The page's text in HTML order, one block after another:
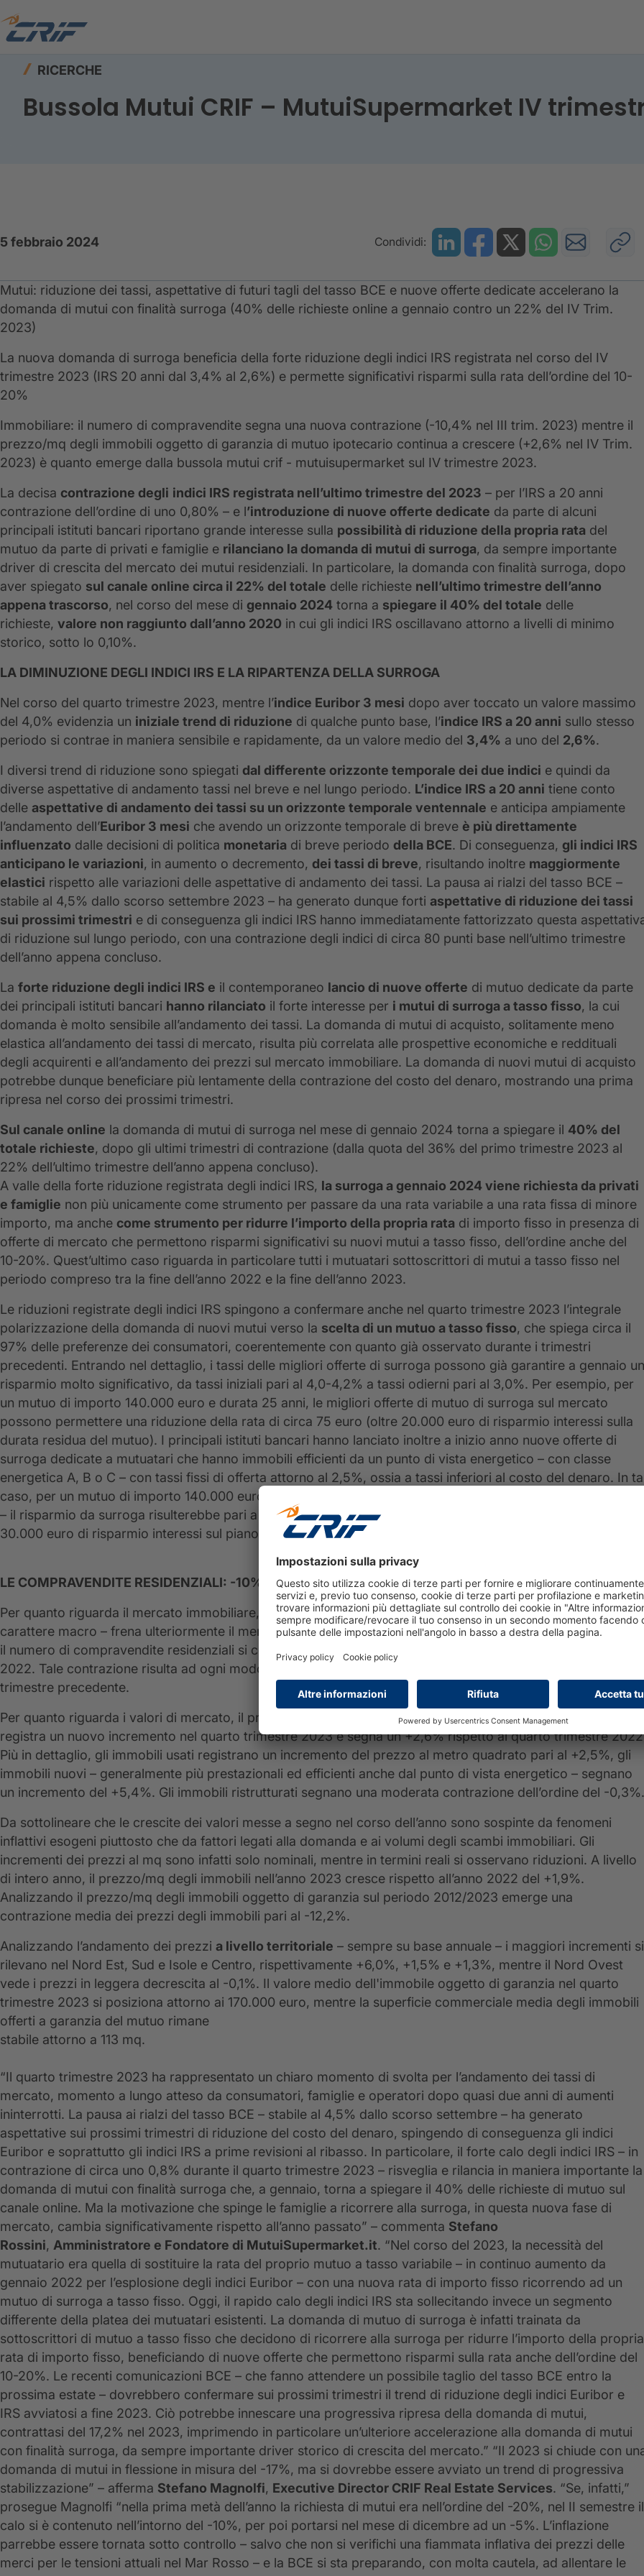
Home
RICERCHE
Bussola Mutui CRIF – MutuiSupermarket IV
5 febbraio 2024 Condividi:
Mutui: riduzione dei tassi, aspettative di futuri tagli del tasso BCE e nuove offerte dedicate accelerano la
domanda di mutui con finalità surroga (40% delle richieste online a gennaio contro un 22% del IV Trim.
2023)
La nuova domanda di surroga beneficia della forte riduzione degli indici IRS registrata nel corso del IV
trimestre 2023 (IRS 20 anni dal 3,4% al 2,6%) e permette significativi risparmi sulla rata dell’ordine del 10-
20%
Immobiliare: il numero di compravendite segna una nuova contrazione (-10,4% nel III trim. 2023) mentre il
prezzo/mq degli immobili oggetto di garanzia di mutuo ipotecario continua a crescere (+2,6% nel IV Trim.
2023) è quanto emerge dalla bussola mutui crif - mutuisupermarket sul IV trimestre 2023.
La decisa contrazione degli indici IRS registrata nell’ultimo trimestre del 2023 – per l’IRS a 20 anni
contrazione dell’ordine di uno 0,80% – e l’introduzione di nuove offerte dedicate da parte di alcuni
principali istituti bancari riportano grande interesse sulla possibilità di riduzione della propria rata del
mutuo da parte di privati e famiglie e rilanciano la domanda di mutui di surroga, da sempre importante
driver di crescita del mercato dei mutui residenziali. In particolare, la domanda con finalità surroga, dopo
aver spiegato sul canale online circa il 22% del totale delle richieste nell’ultimo trimestre dell’anno
appena trascorso, nel corso del mese di gennaio 2024 torna a spiegare il 40% del totale delle
richieste, valore non raggiunto dall’anno 2020 in cui gli indici IRS oscillavano attorno a livelli di minimo
storico, sotto lo 0,10%.
LA DIMINUZIONE DEGLI INDICI IRS E LA RIPARTENZA DELLA SURROGA
Nel corso del quarto trimestre 2023, mentre l’indice Euribor 3 mesi dopo aver toccato un valore massimo
del 4,0% evidenzia un iniziale trend di riduzione di qualche punto base, l’indice IRS a 20 anni sullo stesso
periodo si contrae in maniera sensibile e rapidamente, da un valore medio del 3,4% a uno del 2,6%.
I diversi trend di riduzione sono spiegati dal differente orizzonte temporale dei due indici e quindi da
diverse aspettative di andamento tassi nel breve e nel lungo periodo. L’indice IRS a 20 anni tiene conto
delle aspettative di andamento dei tassi su un orizzonte temporale ventennale e anticipa ampiamente
l’andamento dell’Euribor 3 mesi che avendo un orizzonte temporale di breve è più direttamente
influenzato dalle decisioni di politica monetaria di breve periodo della BCE. Di conseguenza, gli indici IRS
anticipano le variazioni, in aumento o decremento, dei tassi di breve, risultando inoltre maggiormente
elastici rispetto alle variazioni delle aspettative di andamento dei tassi. La pausa ai rialzi del tasso BCE –
stabile al 4,5% dallo scorso settembre 2023 – ha generato dunque forti aspettative di riduzione dei tassi
sui prossimi trimestri e di conseguenza gli indici IRS hanno immediatamente fattorizzato questa
di riduzione sul lungo periodo, con una contrazione degli indici di circa 80 punti base nell’ultimo trimestre
dell’anno appena concluso.
La forte riduzione degli indici IRS e il contemporaneo lancio di nuove offerte di mutuo dedicate da parte
dei principali istituti bancari hanno rilanciato il forte interesse per i mutui di surroga a tasso fisso, la cui
domanda è molto sensibile all’andamento dei tassi. La domanda di mutui di acquisto, solitamente meno
elastica all’andamento dei tassi di mercato, risulta più correlata alle prospettive economiche e reddituali
degli acquirenti e all’andamento dei prezzi sul mercato immobiliare. La domanda di nuovi mutui di acquisto
potrebbe dunque beneficiare più lentamente della contrazione del costo del denaro, mostrando una prima
ripresa nel corso dei prossimi trimestri.
Sul canale online la domanda di mutui di surroga nel mese di gennaio 2024 torna a spiegare il 40% del
totale richieste, dopo gli ultimi trimestri di contrazione (dalla quota del 36% del primo trimestre 2023 al
22% dell’ultimo trimestre dell’anno appena concluso).
A valle della forte riduzione registrata degli indici IRS, la surroga a gennaio 2024 viene richiesta da privati
e famiglie non più unicamente come strumento per passare da una rata variabile a una rata fissa di minore
importo, ma anche come strumento per ridurre l’importo della propria rata di importo fisso in presenza di
offerte di mercato che permettono risparmi significativi su nuovi mutui a tasso fisso, dell’ordine anche del
10-20%. Quest’ultimo caso riguarda in particolare tutti i mutuatari sottoscrittori di mutui a tasso fisso nel
periodo compreso tra la fine dell’anno 2022 e la fine dell’anno 2023.
Le riduzioni registrate degli indici IRS spingono a confermare anche nel quarto trimestre 2023 l’integrale
polarizzazione della domanda di nuovi mutui verso la scelta di un mutuo a tasso fisso, che spiega circa il
97% delle preferenze dei consumatori, coerentemente con quanto già osservato durante i trimestri
precedenti. Entrando nel dettaglio, i tassi delle migliori offerte di surroga possono già garantire a gennaio un
risparmio molto significativo, da tassi iniziali pari al 4,0-4,2% a tassi odierni pari al 3,0%. Per esempio, per
un mutuo di importo 140.000 euro e durata 25 anni, le migliori offerte di mutuo di surroga sul mercato
possono permettere una riduzione della rata di circa 75 euro (oltre 20.000 euro di risparmio interessi sulla
durata residua del mutuo). I principali istituti bancari hanno lanciato inoltre a inizio anno nuove offerte di
surroga dedicate a mutuatari che hanno immobili efficienti da un punto di vista energetico – con classe
energetica A, B o C – con tassi fissi di offerta attorno al 2,5%, ossia a tassi inferiori al costo del denaro. In
caso, per un mutuo di importo 140.000 euro e durata 25 anni – sempre sottoscritto ad un tasso del 4-4,2%
– il risparmio da surroga risulterebbe pari a 110 euro per rata (oltre
30.000 euro di risparmio interessi sul piano di rimborso del mutuo).
LE COMPRAVENDITE RESIDENZIALI: -10% NEL TERZO TRIMESTRE 2023
Per quanto riguarda il mercato immobiliare, il continuo rialzo dei tassi – assieme a ulteriori elementi di
carattere macro – frena ulteriormente il mercato delle compravendite residenziali. Nel terzo trimestre 2023
il numero di compravendite residenziali si contrae infatti del -10,4% rispetto al corrispondente trimestre
2022. Tale contrazione risulta ad ogni modo inferiore rispetto al punto di minimo del -16% registrato nel
trimestre precedente.
Per quanto riguarda i valori di mercato, il prezzo/mq degli immobili oggetto di garanzia di mutuo ipotecario
registra un nuovo incremento nel quarto trimestre 2023 e segna un +2,6% rispetto al quarto trimestre
Più in dettaglio, gli immobili usati registrano un incremento del prezzo al metro quadrato pari al +2,5%, gli
immobili nuovi – generalmente più prestazionali ed efficienti anche dal punto di vista energetico – segnano
un incremento del +5,4%. Gli immobili ristrutturati segnano una moderata contrazione dell’ordine del -0,3%.
Da sottolineare che le crescite dei valori messe a segno nel corso dell’anno sono sospinte da fenomeni
inflattivi esogeni piuttosto che da fattori legati alla domanda e ai volumi degli scambi immobiliari. Gli
incrementi dei prezzi al mq sono infatti solo nominali, mentre in termini reali si osservano riduzioni. A livello
di intero anno, il prezzo/mq degli immobili nell’anno 2023 cresce rispetto all’anno 2022 del +1,9%.
Analizzando il prezzo/mq degli immobili oggetto di garanzia sul periodo 2012/2023 emerge una
contrazione media dei prezzi degli immobili pari al -12,2%.
Analizzando l’andamento dei prezzi a livello territoriale – sempre su base annuale – i maggiori incrementi si
rilevano nel Nord Est, Sud e Isole e Centro, rispettivamente +6,0%, +1,5% e +1,3%, mentre il Nord Ovest
vede i prezzi in leggera decrescita al -0,1%. Il valore medio dell'immobile oggetto di garanzia nel quarto
trimestre 2023 si posiziona attorno ai 170.000 euro, mentre la superficie commerciale media degli immobili
offerti a garanzia del mutuo rimane
stabile attorno a 113 mq.
“Il quarto trimestre 2023 ha rappresentato un chiaro momento di svolta per l’andamento dei tassi di
mercato, momento a lungo atteso da consumatori, famiglie e operatori dopo quasi due anni di aumenti
ininterrotti. La pausa ai rialzi del tasso BCE – stabile al 4,5% dallo scorso settembre – ha generato
aspettative sui prossimi trimestri di riduzione del costo del denaro, spingendo di conseguenza gli indici
Euribor e soprattutto gli indici IRS a prime revisioni al ribasso. In particolare, il forte calo degli indici IRS – in
contrazione di circa uno 0,8% durante il quarto trimestre 2023 – risveglia e rilancia in maniera importante la
domanda di mutui con finalità surroga che, a gennaio, torna a spiegare il 40% delle richieste di mutuo sul
canale online. Ma la motivazione che spinge le famiglie a ricorrere alla surroga, in questa nuova fase di
mercato, cambia significativamente rispetto all’anno passato” – commenta Stefano
Rossini, Amministratore e Fondatore di MutuiSupermarket.it. “Nel corso del 2023, la necessità del
mutuatario era quella di sostituire la rata del proprio mutuo a tasso variabile – in continuo aumento da
gennaio 2022 per l’esplosione degli indici Euribor – con una nuova rata di importo fisso ricorrendo ad un
mutuo di surroga a tasso fisso. Oggi, il rapido calo degli indici IRS sta sollecitando invece un segmento
differente della platea dei mutuatari esistenti. La domanda di mutuo di surroga è infatti trainata da
sottoscrittori di mutuo a tasso fisso che decidono di ricorrere alla surroga per ridurre l’importo della propria
rata di importo fisso, beneficiando di nuove offerte che permettono risparmi sulla rata anche dell’ordine del
10-20%. Le recenti comunicazioni BCE – che fanno attendere un possibile taglio del tasso BCE entro la
prossima estate – dovrebbero confermare sui prossimi trimestri il trend di riduzione degli indici Euribor e
IRS avviatosi a fine 2023. Ciò potrebbe innescare una progressiva ripresa della domanda di mutui,
contrattasi del 17,2% nel 2023, imprimendo in particolare un’ulteriore accelerazione alla domanda di mutui
con finalità surroga, da sempre importante driver storico di crescita del mercato.” “Il 2023 si chiude con
domanda di mutui in flessione in misura del -17%, ma si dovrebbe essere avviato un trend di progressiva
stabilizzazione” – afferma Stefano Magnolfi, Executive Director CRIF Real Estate Services. “Se, infatti,”
prosegue Magnolfi “nella prima metà dell’anno la richiesta di mutui era nell’ordine del -20%, nel II semestre il
calo si è contenuto nell’intorno del -10%, per poi portarsi nel mese di dicembre ad un -5%. L’inflazione
parrebbe essere tornata sotto controllo – salvo che non si verifichi una fiammata inflativa dei prezzi delle
merci per le tensioni attuali nel Mar Rosso – e la BCE si sta preparando, con molta cautela, ad allentare le